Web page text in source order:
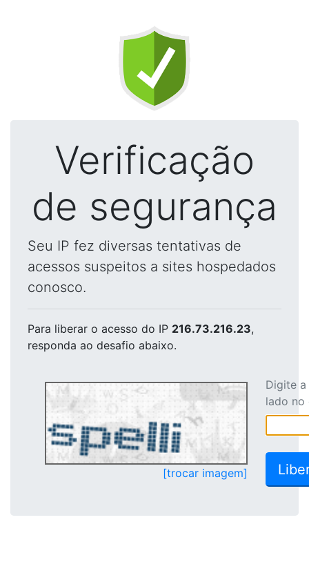
Verificação
de segurança
Seu IP fez diversas tentativas de
acessos suspeitos a sites hospedados
conosco.
Para liberar o acesso do IP 216.73.216.23,
responda ao desafio abaixo.
[trocar imagem]
Digite
lado no